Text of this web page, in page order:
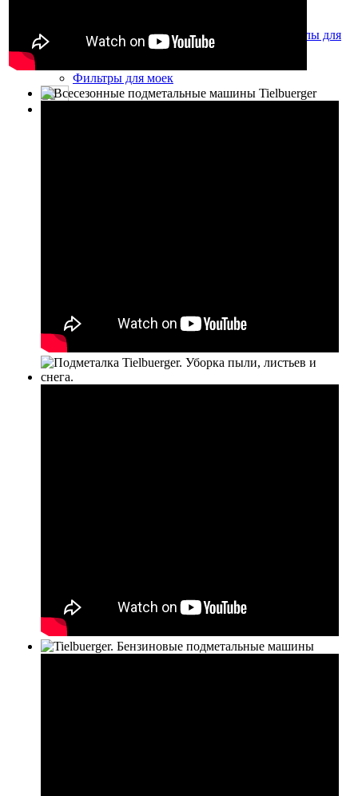
Запчасти, аксессуары и расходные материалы для
моек высокого давления
Фильтры для моек